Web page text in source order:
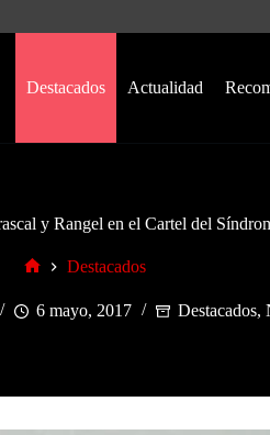
Destacados Actualidad
y Rangel en el Cartel del
Destacados
6 mayo, 2017 Destacados,